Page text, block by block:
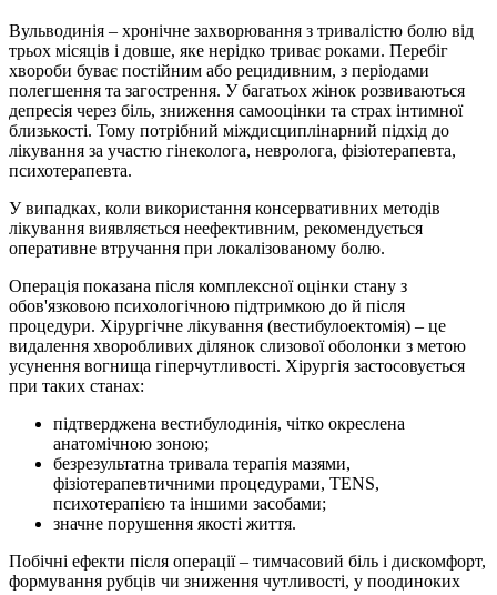
Вульводинія – хронічне захворювання з тривалістю болю від
трьох місяців і довше, яке нерідко триває роками. Перебіг
хвороби буває постійним або рецидивним, з періодами
полегшення та загострення. У багатьох жінок розвиваються
депресія через біль, зниження самооцінки та страх інтимної
близькості. Тому потрібний міждисциплінарний підхід до
лікування за участю гінеколога, невролога, фізіотерапевта,
психотерапевта.
У випадках, коли використання консервативних методів
лікування виявляється неефективним, рекомендується
оперативне втручання при локалізованому болю.
Операція показана після комплексної оцінки стану з
обов'язковою психологічною підтримкою до й після
процедури. Хірургічне лікування (вестибулоектомія) – це
видалення хворобливих ділянок слизової оболонки з метою
усунення вогнища гіперчутливості. Хірургія застосовується
при таких станах:
підтверджена вестибулодинія, чітко окреслена
анатомічною зоною;
безрезультатна тривала терапія мазями,
фізіотерапевтичними процедурами, TENS,
психотерапією та іншими засобами;
значне порушення якості життя.
Побічні ефекти після операції – тимчасовий біль і дискомфорт,
формування рубців чи зниження чутливості, у поодиноких